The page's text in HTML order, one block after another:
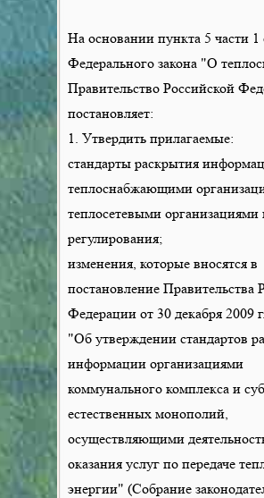
На основании пункта 5 части 1
Федерального закона "О
Правительство Российской
постановляет:
1. Утвердить прилагаемые:
стандарты раскрытия
теплоснабжающими
теплосетевыми организациями
регулирования;
изменения, которые вносятся в
постановление Правительства
Федерации от 30 декабря 2009
"Об утверждении стандартов
информации организациями
коммунального комплекса и
естественных монополий,
осуществляющими
оказания услуг по передаче
энергии" (Собрание